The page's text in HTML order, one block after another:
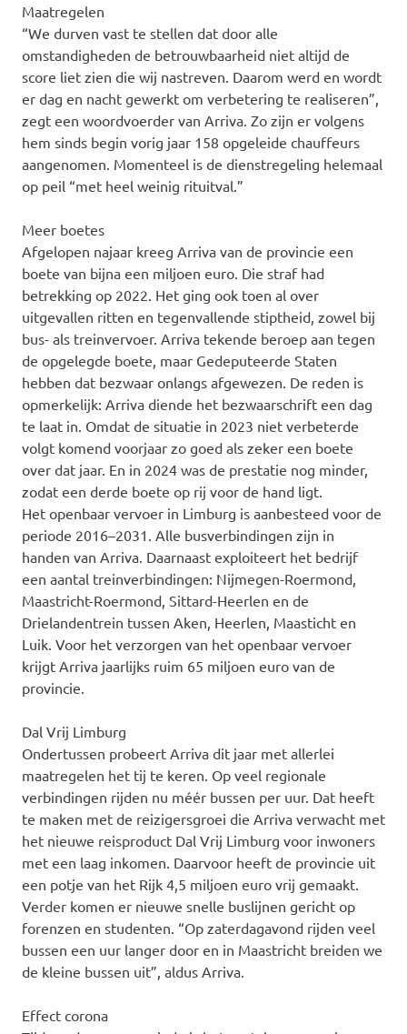
Maatregelen
“We durven vast te stellen dat door alle
omstandigheden de betrouwbaarheid niet altijd de
score liet zien die wij nastreven. Daarom werd en wordt
er dag en nacht gewerkt om verbetering te realiseren”,
zegt een woordvoerder van Arriva. Zo zijn er volgens
hem sinds begin vorig jaar 158 opgeleide chauffeurs
aangenomen. Momenteel is de dienstregeling helemaal
op peil “met heel weinig rituitval.”
Meer boetes
Afgelopen najaar kreeg Arriva van de provincie een
boete van bijna een miljoen euro. Die straf had
betrekking op 2022. Het ging ook toen al over
uitgevallen ritten en tegenvallende stiptheid, zowel bij
bus- als treinvervoer. Arriva tekende beroep aan tegen
de opgelegde boete, maar Gedeputeerde Staten
hebben dat bezwaar onlangs afgewezen. De reden is
opmerkelijk: Arriva diende het bezwaarschrift een dag
te laat in. Omdat de situatie in 2023 niet verbeterde
volgt komend voorjaar zo goed als zeker een boete
over dat jaar. En in 2024 was de prestatie nog minder,
zodat een derde boete op rij voor de hand ligt.
Het openbaar vervoer in Limburg is aanbesteed voor de
periode 2016–2031. Alle busverbindingen zijn in
handen van Arriva. Daarnaast exploiteert het bedrijf
een aantal treinverbindingen: Nijmegen-Roermond,
Maastricht-Roermond, Sittard-Heerlen en de
Drielandentrein tussen Aken, Heerlen, Maasticht en
Luik. Voor het verzorgen van het openbaar vervoer
krijgt Arriva jaarlijks ruim 65 miljoen euro van de
provincie.
Dal Vrij Limburg
Ondertussen probeert Arriva dit jaar met allerlei
maatregelen het tij te keren. Op veel regionale
verbindingen rijden nu méér bussen per uur. Dat heeft
te maken met de reizigersgroei die Arriva verwacht met
het nieuwe reisproduct Dal Vrij Limburg voor inwoners
met een laag inkomen. Daarvoor heeft de provincie uit
een potje van het Rijk 4,5 miljoen euro vrij gemaakt.
Verder komen er nieuwe snelle buslijnen gericht op
forenzen en studenten. “Op zaterdagavond rijden veel
bussen een uur langer door en in Maastricht breiden we
de kleine bussen uit”, aldus Arriva.
Effect corona